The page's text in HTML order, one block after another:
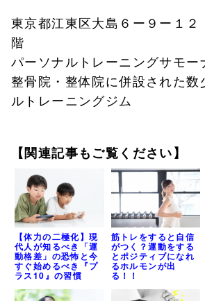
東京都江東区大島６ー９ー１
階
パーソナルトレーニングサモ
整骨院・整体院に併設された数
ルトレーニングジム
【関連記事もご覧ください】
【体力の二極化】現
代人が知るべき「運
動格差」の恐怖と今
すぐ始めるべき『プ
ラス10』の習慣
筋トレをすると自信
がつく？運動をする
とポジティブになれ
るホルモンが出
る！！